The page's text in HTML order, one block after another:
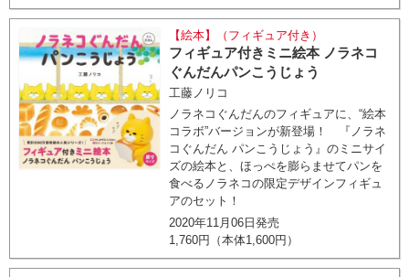
【絵本】（フィギュア付き）
フィギュア付きミニ絵本 ノラネコ
ぐんだんパンこうじょう
工藤ノリコ
ノラネコぐんだんのフィギュアに、“絵本
コラボ”バージョンが新登場！ 『ノラネ
コぐんだん パンこうじょう』のミニサイ
ズの絵本と、ほっぺを膨らませてパンを
食べるノラネコの限定デザインフィギュ
アのセット！
2020年11月06日発売
1,760円（本体1,600円）